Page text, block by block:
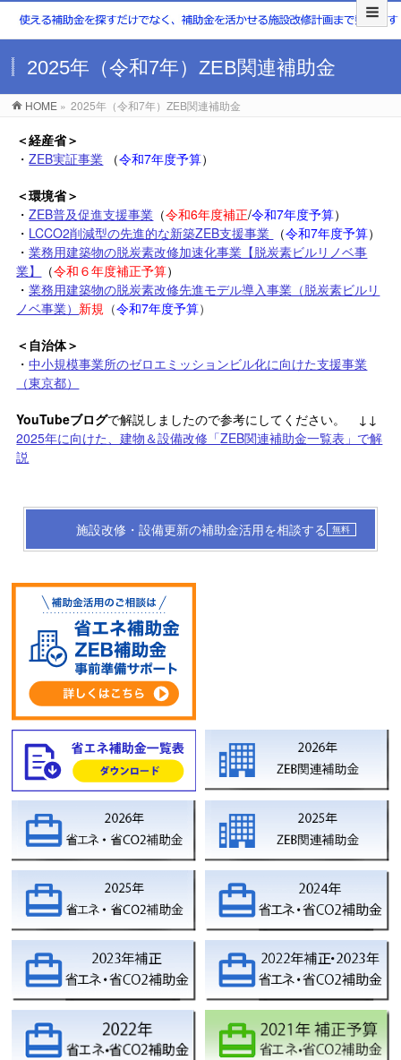
2025年（令和7年）ZEB関連補助金
HOME » 2025年（令和7年）ZEB関連補助金
＜経産省＞
・ZEB実証事業 （令和7年度予算）
＜環境省＞
・ZEB普及促進支援事業 （令和6年度補正/令和7年度予算）
・ LCCO2削減型の先進的な新築ZEB支援事業 （令和7年度予算）
・業務用建築物の脱炭素改修加速化事業【脱炭素ビルリノベ事
業】
（令和６年度補正予算）
・業務用建築物の脱炭素改修先進モデル導入事業（脱炭素ビルリ
ノベ事業） 新規 （令和7年度予算）
＜自治体＞
・中小規模事業所のゼロエミッションビル化に向けた支援事業
（東京都）
YouTubeブログで解説しましたので参考にしてください。 ↓↓
2025年に向けた、建物＆設備改修「ZEB関連補助金一覧表」で解
説
施設改修・設備更新の補助金活用を相談する 無料